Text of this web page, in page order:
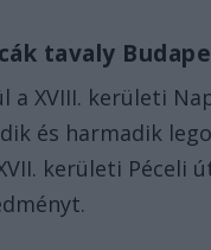
tavaly
a XVIII. kerületi
és harmadik
kerületi